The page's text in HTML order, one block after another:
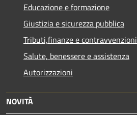
Educazione e formazione
Giustizia e sicurezza pubblica
Tributi,finanze e contravvenzioni
Salute, benessere e assistenza
Autorizzazioni
NOVITÀ